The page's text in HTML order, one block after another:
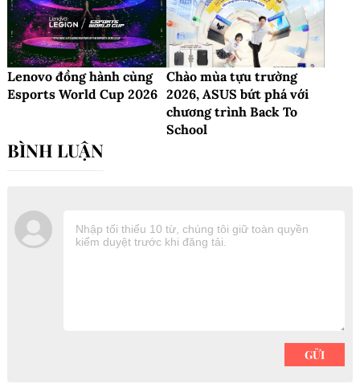
Lenovo đồng hành cùng
Esports World Cup 2026
Chào mùa tựu trường
2026, ASUS bứt phá với
chương trình Back To
School